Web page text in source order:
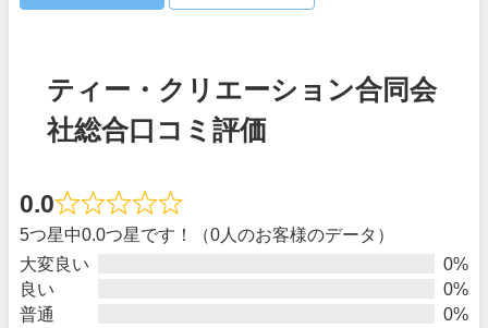
ティー・クリエーション合同会
社総合口コミ評価
0.0
5つ星中0.0つ星です！（0人のお客様のデータ）
大変良い
0%
良い
0%
普通
0%